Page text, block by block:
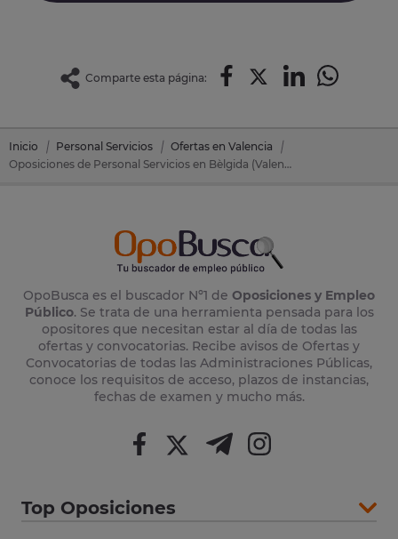
Comparte esta página:
Inicio Personal Servicios
Ofertas en Valencia
Oposiciones de Personal Servicios en Bèlgida (Valencia)
OpoBusca es el buscador Nº1 de Oposiciones y Empleo
Público. Se trata de una herramienta pensada para los
opositores que necesitan estar al día de todas las
ofertas y convocatorias. Recibe avisos de Ofertas y
Convocatorias de todas las Administraciones Públicas,
conoce los requisitos de acceso, plazos de instancias,
fechas de examen y mucho más.
Top Oposiciones